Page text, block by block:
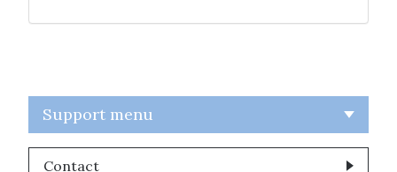
Support menu
Contact